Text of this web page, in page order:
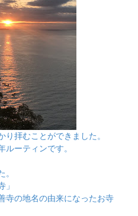
拝むことができました。
ルーティンです。
。
」
寺の地名の由来になったお寺